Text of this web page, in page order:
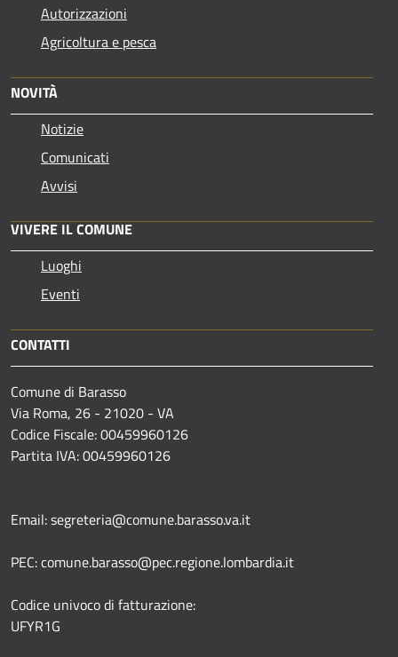
Autorizzazioni
Agricoltura e pesca
NOVITÀ
Notizie
Comunicati
Avvisi
VIVERE IL COMUNE
Luoghi
Eventi
CONTATTI
Comune di Barasso
Via Roma, 26 - 21020 - VA
Codice Fiscale: 00459960126
Partita IVA: 00459960126
Email: segreteria@comune.barasso.va.it
PEC: comune.barasso@pec.regione.lombardia.it
Codice univoco di fatturazione:
UFYR1G